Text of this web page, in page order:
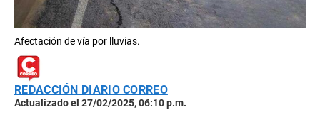
Afectación de vía por lluvias.
REDACCIÓN DIARIO CORREO
Actualizado el 27/02/2025, 06:10 p.m.